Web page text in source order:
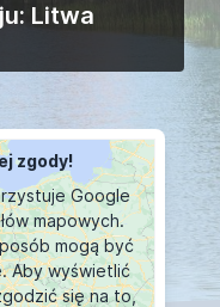
Litwa
zgody!
Google
mapowych.
mogą być
Aby wyświetlić
się na to,